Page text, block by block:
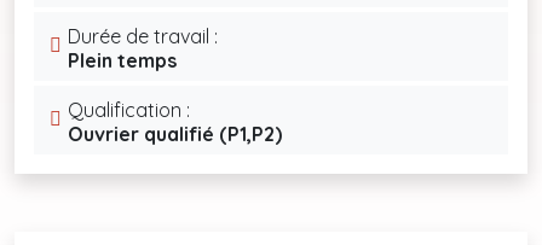
Durée de travail :
Plein temps
Qualification :
Ouvrier qualifié (P1,P2)